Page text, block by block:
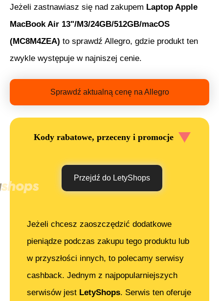
Jeżeli zastnawiasz się nad zakupem Laptop Apple
MacBook Air 13"/M3/24GB/512GB/macOS
(MC8M4ZEA) to sprawdź Allegro, gdzie produkt ten
zwykle występuje w najniszej cenie.
Sprawdź aktualną cenę na Allegro
Kody rabatowe, przeceny i promocje
Przejdź do LetyShops
Jeżeli chcesz zaoszczędzić dodatkowe
pieniądze podczas zakupu tego produktu lub
w przyszłości innych, to polecamy serwisy
cashback. Jednym z najpopularniejszych
serwisów jest LetyShops. Serwis ten oferuje